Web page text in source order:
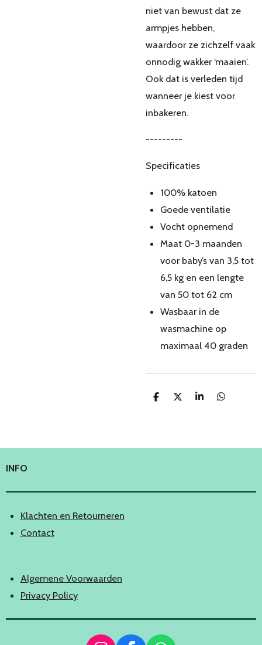
niet van bewust dat ze
armpjes hebben,
waardoor ze zichzelf vaak
onnodig wakker ‘maaien’.
Ook dat is verleden tijd
wanneer je kiest voor
inbakeren.
---------
Specificaties
100% katoen
Goede ventilatie
Vocht opnemend
Maat 0-3 maanden
voor baby’s van 3,5 tot
6,5 kg en een lengte
van 50 tot 62 cm
Wasbaar in de
wasmachine op
maximaal 40 graden
D
D
S
D
INFO
Klachten en Retourneren
Contact
Algemene Voorwaarden
Privacy Policy